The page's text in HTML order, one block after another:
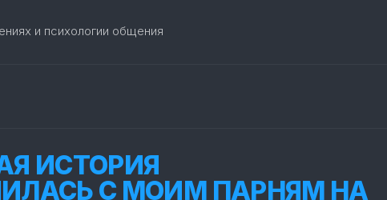
и психологии общения
ИСТОРИЯ
С МОИМ ПАРНЯМ НА